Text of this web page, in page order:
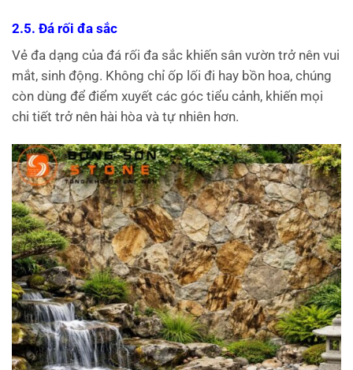
2.5. Đá rối đa sắc
Vẻ đa dạng của đá rối đa sắc khiến sân vườn trở nên vui
mắt, sinh động. Không chỉ ốp lối đi hay bồn hoa, chúng
còn dùng để điểm xuyết các góc tiểu cảnh, khiến mọi
chi tiết trở nên hài hòa và tự nhiên hơn.